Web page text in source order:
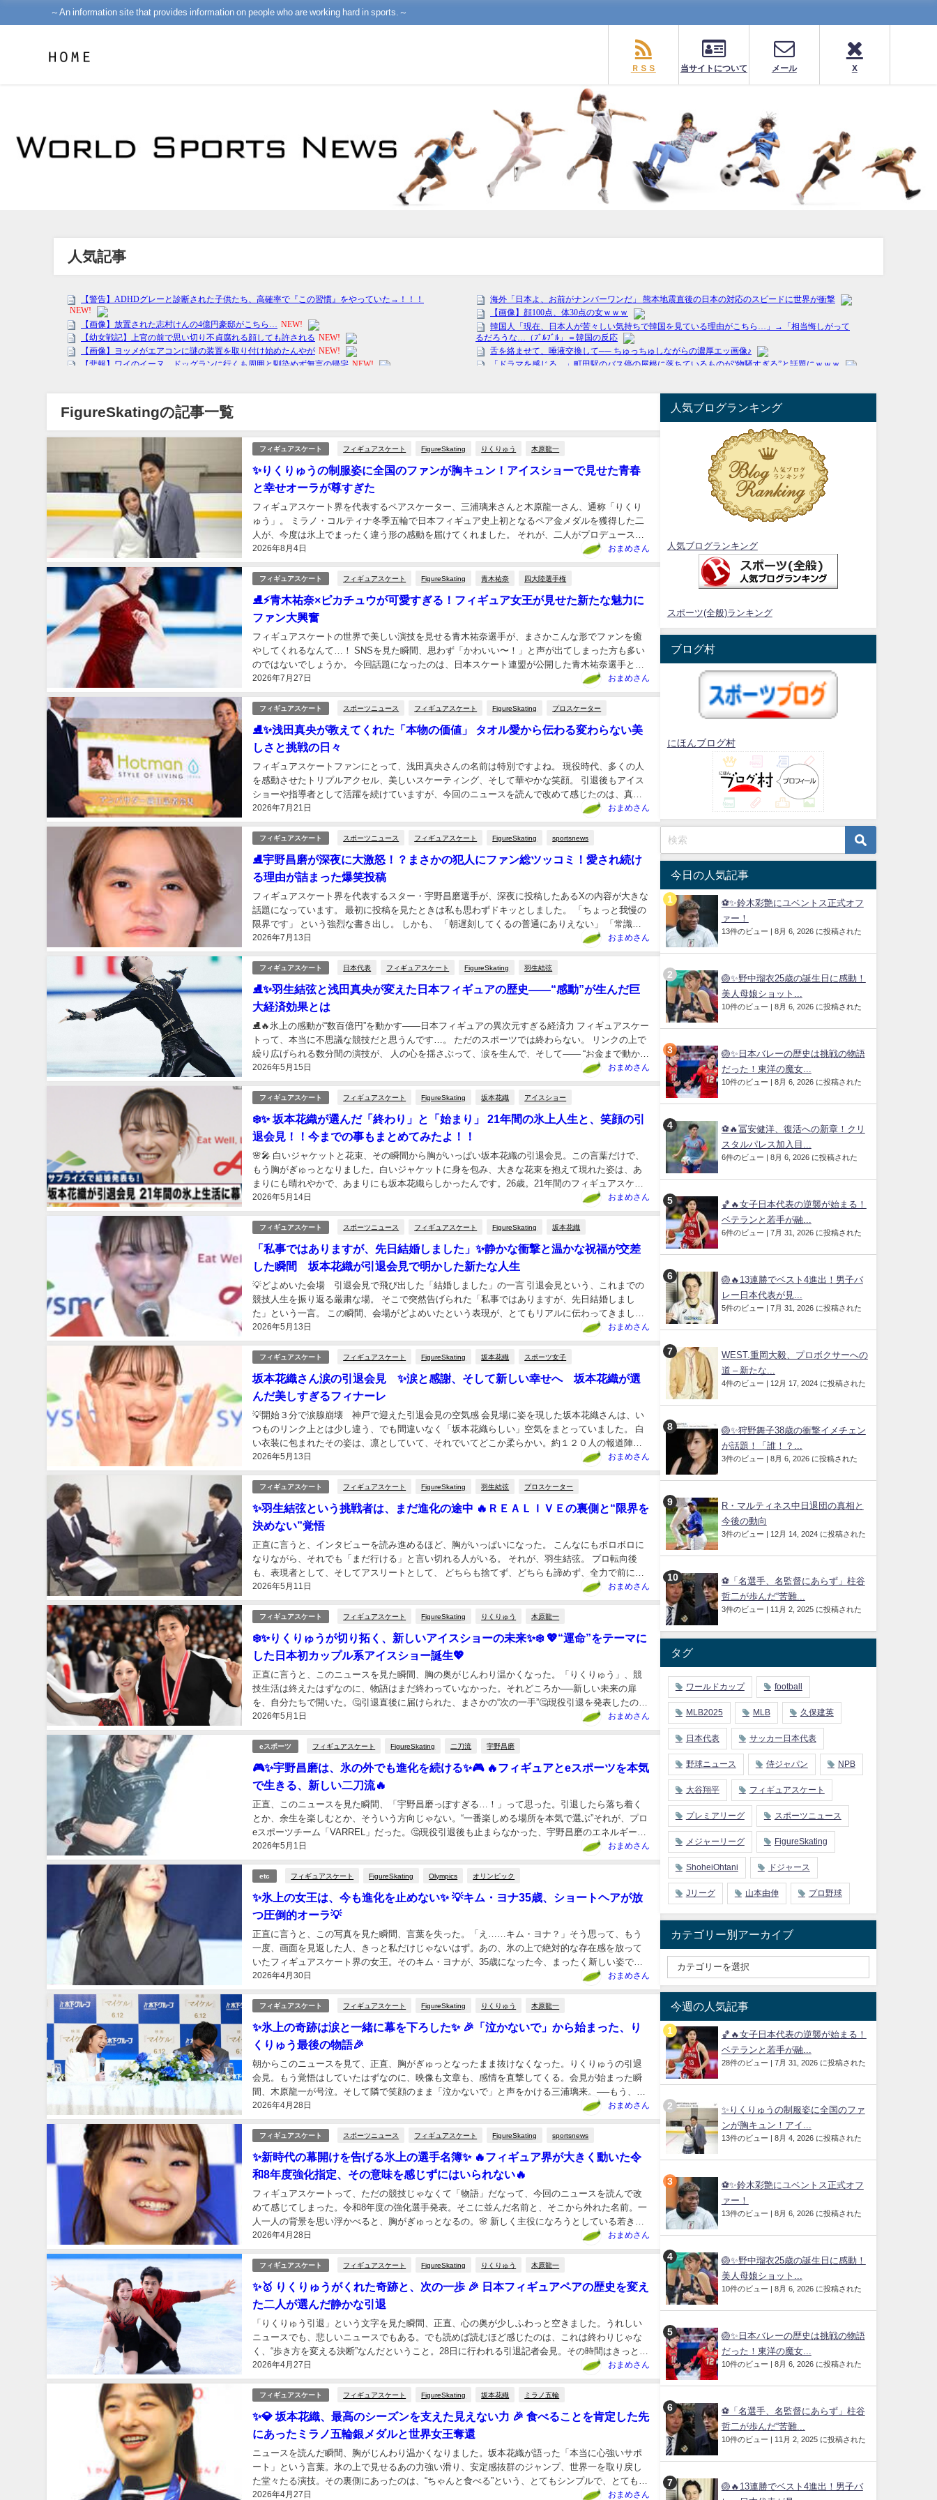
～An information site that provides information on people who are working hard in sports.～
ＲＳＳ 当サイトについて メール X
人気記事
FigureSkatingの記事一覧
フィギュアスケート フィギュアスケート FigureSkating りくりゅう 木原龍一
✨りくりゅうの制服姿に全国のファンが胸キュン！アイスショーで見せた青春
と幸せオーラが尊すぎた
2026年8月4日
フィギュアスケート界を代表するペアスケーター、三浦璃来さんと木原龍一さん、通称「りくり
ゅう」。 ミラノ・コルティナ冬季五輪で日本フィギュア史上初となるペア金メダルを獲得した二
人が、今度は氷上でまったく違う形の感動を届けてくれました。 それが、二人がプロデュースし
たアイスショー「THE DESTINY」。 競技会では見ら...
おまめさん
フィギュアスケート フィギュアスケート FigureSkating 青木祐奈 四大陸選手権
⛸️⚡青木祐奈×ピカチュウが可愛すぎる！フィギュア女王が見せた新たな魅力に
ファン大興奮
2026年7月27日
フィギュアスケートの世界で美しい演技を見せる青木祐奈選手が、まさかこんな形でファンを癒
やしてくれるなんて…！ SNSを見た瞬間、思わず「かわいい〜！」と声が出てしまった方も多い
のではないでしょうか。 今回話題になったのは、日本スケート連盟が公開した青木祐奈選手とピ
カチュウのコラボダンス動画。 競技中の凛とした姿とはまた...
おまめさん
フィギュアスケート スポーツニュース フィギュアスケート FigureSkating プロスケーター
⛸️✨浅田真央が教えてくれた「本物の価値」 タオル愛から伝わる変わらない美
しさと挑戦の日々
2026年7月21日
フィギュアスケートファンにとって、浅田真央さんの名前は特別ですよね。 現役時代、多くの人
を感動させたトリプルアクセル、美しいスケーティング、そして華やかな笑顔。 引退後もアイス
ショーや指導者として活躍を続けていますが、今回のニュースを読んで改めて感じたのは、真央
さんの魅力は競技成績だけではないということでした✨ 今回、...
おまめさん
フィギュアスケート スポーツニュース フィギュアスケート FigureSkating sportsnews
⛸️宇野昌磨が深夜に大激怒！？まさかの犯人にファン総ツッコミ！愛され続け
る理由が詰まった爆笑投稿
2026年7月13日
フィギュアスケート界を代表するスター・宇野昌磨選手が、深夜に投稿したあるXの内容が大きな
話題になっています。 最初に投稿を見たときは私も思わずドキッとしました。 「ちょっと我慢の
限界です」 という強烈な書き出し。 しかも、 「朝遅刻してくるの普通にありえない」 「常識的
に考えて直した方がいいよマジで」 なんて言われたら...
おまめさん
フィギュアスケート 日本代表 フィギュアスケート FigureSkating 羽生結弦
⛸️✨羽生結弦と浅田真央が変えた日本フィギュアの歴史――“感動”が生んだ巨
大経済効果とは
2026年5月15日
⛸️🔥氷上の感動が“数百億円”を動かす――日本フィギュアの異次元すぎる経済力 フィギュアスケー
トって、本当に不思議な競技だと思うんです…。 ただのスポーツでは終わらない。 リンクの上で
繰り広げられる数分間の演技が、 人の心を揺さぶって、涙を生んで、そして―― “お金まで動かし
てしまう”。 今回あらためて感じたのは、 日...
おまめさん
フィギュアスケート フィギュアスケート FigureSkating 坂本花織 アイスショー
❄️✨ 坂本花織が選んだ「終わり」と「始まり」 21年間の氷上人生と、笑顔の引
退会見！！今までの事もまとめてみたよ！！
2026年5月14日
🌸🎤 白いジャケットと花束、その瞬間から胸がいっぱい坂本花織の引退会見。この言葉だけで、
もう胸がぎゅっとなりました。白いジャケットに身を包み、大きな花束を抱えて現れた姿は、あ
まりにも晴れやかで、あまりにも坂本花織らしかったんです。26歳。21年間のフィギュアスケー
ト人生に、静かに、でも確かな区切り。涙で声を詰まらせるこ...
おまめさん
フィギュアスケート スポーツニュース フィギュアスケート FigureSkating 坂本花織
「私事ではありますが、先日結婚しました」✨静かな衝撃と温かな祝福が交差
した瞬間 坂本花織が引退会見で明かした新たな人生
2026年5月13日
💡どよめいた会場 引退会見で飛び出した「結婚しました」の一言 引退会見という、これまでの
競技人生を振り返る厳粛な場。 そこで突然告げられた「私事ではありますが、先日結婚しまし
た」という一言。 この瞬間、会場がどよめいたという表現が、とてもリアルに伝わってきまし
た。 静かで落ち着いた会見の空気を、一気に変えたこの発表。 ...
おまめさん
フィギュアスケート フィギュアスケート FigureSkating 坂本花織 スポーツ女子
坂本花織さん涙の引退会見 ✨涙と感謝、そして新しい幸せへ 坂本花織が選
んだ美しすぎるフィナーレ
2026年5月13日
💡開始３分で涙腺崩壊 神戸で迎えた引退会見の空気感 会見場に姿を現した坂本花織さんは、い
つものリンク上とは少し違う、でも間違いなく「坂本花織らしい」空気をまとっていました。 白
い衣装に包まれたその姿は、凛としていて、それでいてどこか柔らかい。約１２０人の報道陣の
前でも自然な笑顔を見せるあたり、長年トップで戦ってきたアス...
おまめさん
フィギュアスケート フィギュアスケート FigureSkating 羽生結弦 プロスケーター
✨羽生結弦という挑戦者は、まだ進化の途中 🔥ＲＥＡＬＩＶＥの裏側と“限界を
決めない”覚悟
2026年5月11日
正直に言うと、インタビューを読み進めるほど、胸がいっぱいになった。 こんなにもボロボロに
なりながら、それでも「まだ行ける」と言い切れる人がいる。 それが、羽生結弦。 プロ転向後
も、表現者として、そしてアスリートとして、 どちらも捨てず、どちらも諦めず、全力で前に進
んでいる姿がそこにあった。💡ＲＥＡＬＩＶＥ直後だからこそ...
おまめさん
フィギュアスケート フィギュアスケート FigureSkating りくりゅう 木原龍一
❄️✨りくりゅうが切り拓く、新しいアイスショーの未来✨❄️ 💖“運命”をテーマに
した日本初カップル系アイスショー誕生💖
2026年5月1日
正直に言うと、このニュースを見た瞬間、胸の奥がじんわり温かくなった。「りくりゅう」、競
技生活は終えたはずなのに、物語はまだ終わっていなかった。それどころか──新しい未来の扉
を、自分たちで開いた。🤔引退直後に届けられた、まさかの“次の一手”🤔現役引退を発表したの
は、つい先日。その余韻が残る中での、電撃発表。プロデュースす...
おまめさん
eスポーツ フィギュアスケート FigureSkating 二刀流 宇野昌磨
🎮✨宇野昌磨は、氷の外でも進化を続ける✨🎮 🔥フィギュアとeスポーツを本気
で生きる、新しい二刀流🔥
2026年5月1日
正直、このニュースを見た瞬間、「宇野昌磨っぽすぎる…！」って思った。引退したら落ち着く
とか、余生を楽しむとか、そういう方向じゃない。“一番楽しめる場所を本気で選ぶ”それが、プロ
eスポーツチーム「VARREL」だった。🤔現役引退後も止まらなかった、宇野昌磨のエネルギー🤔
2018年平昌五輪銀メダル。2022年北京五輪銅メダ...
おまめさん
etc フィギュアスケート FigureSkating Olympics オリンピック
✨氷上の女王は、今も進化を止めない✨ 💡キム・ヨナ35歳、ショートヘアが放
つ圧倒的オーラ💡
2026年4月30日
正直に言うと、この写真を見た瞬間、言葉を失った。「え……キム・ヨナ？」そう思って、もう
一度、画面を見返した人、きっと私だけじゃないはず。あの、氷の上で絶対的な存在感を放って
いたフィギュアスケート界の女王。そのキム・ヨナが、35歳になった今、まったく新しい姿で現
れた。🤔ロングヘアのイメージが強すぎたからこその衝撃🤔キム・...
おまめさん
フィギュアスケート フィギュアスケート FigureSkating りくりゅう 木原龍一
✨氷上の奇跡は涙と一緒に幕を下ろした✨ 🎉「泣かないで」から始まった、り
くりゅう最後の物語🎉
2026年4月28日
朝からこのニュースを見て、正直、胸がぎゅっとなったまま抜けなくなった。りくりゅうの引退
会見。もう覚悟はしていたはずなのに、映像も文章も、感情を直撃してくる。会見が始まった瞬
間、木原龍一が号泣。そして隣で笑顔のまま「泣かないで」と声をかける三浦璃来。──もう、こ
れだけで分かる。この二人が、どんな時間を一緒に戦ってきたのか...
おまめさん
フィギュアスケート スポーツニュース フィギュアスケート FigureSkating sportsnews
✨新時代の幕開けを告げる氷上の選手名簿✨ 🔥フィギュア界が大きく動いた令
和8年度強化指定、その意味を感じずにはいられない🔥
2026年4月28日
フィギュアスケートって、ただの競技じゃなくて「物語」だなって、今回のニュースを読んで改
めて感じてしまった。令和8年度の強化選手発表。そこに並んだ名前と、そこから外れた名前。一
人一人の背景を思い浮かべると、胸がぎゅっとなるの。🌸 新しく主役になろうとしている若き才
能🌸 一時代を築いたレジェンドたちの区切り🌸 次のシーズン...
おまめさん
フィギュアスケート フィギュアスケート FigureSkating りくりゅう 木原龍一
✨🥇 りくりゅうがくれた奇跡と、次の一歩 🎉 日本フィギュアペアの歴史を変え
た二人が選んだ静かな引退
2026年4月27日
「りくりゅう引退」という文字を見た瞬間、正直、心の奥が少しふわっと空きました。うれしい
ニュースでも、悲しいニュースでもある。でも読めば読むほど感じたのは、これは終わりじゃな
く、“歩き方を変える決断”なんだということ。28日に行われる引退記者会見。その時間はきっと、
日本フィギュアスケートにとって大切な節目になる。💡 今回...
おまめさん
フィギュアスケート フィギュアスケート FigureSkating 坂本花織 ミラノ五輪
✨💎 坂本花織、最高のシーズンを支えた見えない力 🎉 食べることを肯定した先
にあったミラノ五輪銀メダルと世界女王奪還
2026年4月27日
ニュースを読んだ瞬間、胸がじんわり温かくなりました。坂本花織が語った「本当に心強いサポ
ート」という言葉。氷の上で見せるあの力強い滑り、安定感抜群のジャンプ、世界一を取り戻し
た堂々たる演技。その裏側にあったのは、“ちゃんと食べる”という、とてもシンプルで、とても難
しい選択でした。💡 今回のニュースで心をつかまれた理由✨ ...
おまめさん
人気ブログランキング
人気ブログランキング
スポーツ(全般)ランキング
ブログ村
にほんブログ村
今日の人気記事
⚽✨鈴木彩艶にユベントス正式オフ
ァー！
13件のビュー 8月 6, 2026 に投稿された
🏐✨野中瑠衣25歳の誕生日に感動！
美人母娘ショット...
10件のビュー 8月 6, 2026 に投稿された
🏐✨日本バレーの歴史は挑戦の物語
だった！東洋の魔女...
10件のビュー 8月 6, 2026 に投稿された
⚽🔥冨安健洋、復活への新章！クリ
スタルパレス加入目...
6件のビュー 8月 6, 2026 に投稿された
🏀🔥女子日本代表の逆襲が始まる！
ベテランと若手が融...
6件のビュー 7月 31, 2026 に投稿された
🏐🔥13連勝でベスト4進出！男子バ
レー日本代表が見...
5件のビュー 7月 31, 2026 に投稿された
WEST.重岡大毅、プロボクサーへの
道 – 新たな...
4件のビュー 12月 17, 2024 に投稿された
🏐✨狩野舞子38歳の衝撃イメチェン
が話題！「誰！？...
3件のビュー 8月 6, 2026 に投稿された
R・マルティネス中日退団の真相と
今後の動向
3件のビュー 12月 14, 2024 に投稿された
⚽「名選手、名監督にあらず」柱谷
哲二が歩んだ“苦難...
3件のビュー 11月 2, 2025 に投稿された
タグ
ワールドカップ football
MLB2025 MLB 久保建英
日本代表 サッカー日本代表
野球ニュース 侍ジャパン NPB
大谷翔平 フィギュアスケート
プレミアリーグ スポーツニュース
メジャーリーグ FigureSkating
ShoheiOhtani ドジャース
Jリーグ 山本由伸 プロ野球
カテゴリー別アーカイブ
今週の人気記事
🏀🔥女子日本代表の逆襲が始まる！
ベテランと若手が融...
28件のビュー 7月 31, 2026 に投稿された
✨りくりゅうの制服姿に全国のファ
ンが胸キュン！アイ...
13件のビュー 8月 4, 2026 に投稿された
⚽✨鈴木彩艶にユベントス正式オフ
ァー！
13件のビュー 8月 6, 2026 に投稿された
🏐✨野中瑠衣25歳の誕生日に感動！
美人母娘ショット...
10件のビュー 8月 6, 2026 に投稿された
🏐✨日本バレーの歴史は挑戦の物語
だった！東洋の魔女...
10件のビュー 8月 6, 2026 に投稿された
⚽「名選手、名監督にあらず」柱谷
哲二が歩んだ“苦難...
10件のビュー 11月 2, 2025 に投稿された
🏐🔥13連勝でベスト4進出！男子バ